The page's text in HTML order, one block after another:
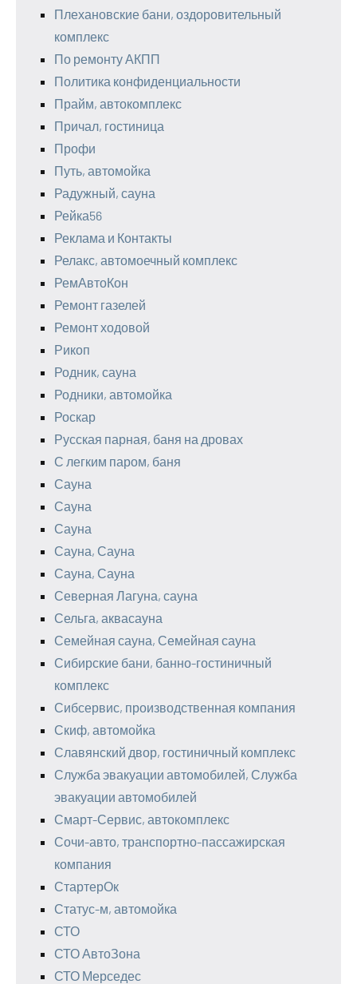
Плехановские бани, оздоровительный
комплекс
По ремонту АКПП
Политика конфиденциальности
Прайм, автокомплекс
Причал, гостиница
Профи
Путь, автомойка
Радужный, сауна
Рейка56
Реклама и Контакты
Релакс, автомоечный комплекс
РемАвтоКон
Ремонт газелей
Ремонт ходовой
Рикоп
Родник, сауна
Родники, автомойка
Роскар
Русская парная, баня на дровах
С легким паром, баня
Сауна
Сауна
Сауна
Сауна, Сауна
Сауна, Сауна
Северная Лагуна, сауна
Сельга, аквасауна
Семейная сауна, Семейная сауна
Сибирские бани, банно-гостиничный
комплекс
Сибсервис, производственная компания
Скиф, автомойка
Славянский двор, гостиничный комплекс
Служба эвакуации автомобилей, Служба
эвакуации автомобилей
Смарт-Сервис, автокомплекс
Сочи-авто, транспортно-пассажирская
компания
СтартерОк
Статус-м, автомойка
СТО
СТО АвтоЗона
СТО Мерседес